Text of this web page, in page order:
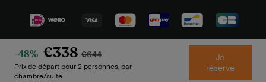
-48% €338 €644
Prix de départ pour 2 personnes, par
chambre/suite
Je
réserve